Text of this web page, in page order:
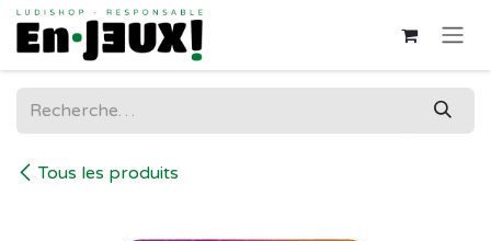
Se rendre au contenu
Tous les produits